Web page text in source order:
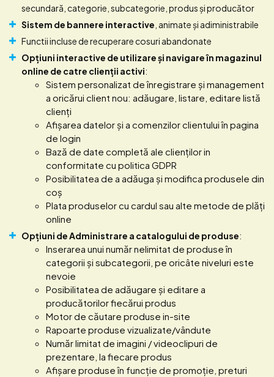
secundară, categorie, subcategorie, produs și producător
Sistem de bannere interactive , animate și adiministrabile
Functii incluse de recuperare cosuri abandonate
Opțiuni interactive de utilizare și navigare în magazinul
online de catre clienții activi:
Sistem personalizat de înregistrare și management
a oricărui client nou: adăugare, listare, editare listă
clienți
Afișarea datelor și a comenzilor clientului în pagina
de login
Bază de date completă ale clienților in
conformitate cu politica GDPR
Posibilitatea de a adăuga și modifica produsele din
coș
Plata produselor cu cardul sau alte metode de plăți
online
Opțiuni de Administrare a catalogului de produse:
Inserarea unui număr nelimitat de produse în
categorii și subcategorii, pe oricâte niveluri este
nevoie
Posibilitatea de adăugare și editare a
producătorilor fiecărui produs
Motor de căutare produse in-site
Rapoarte produse vizualizate/vândute
Număr limitat de imagini / videoclipuri de
prezentare, la fiecare produs
Afișare produse în funcție de promoție, preturi